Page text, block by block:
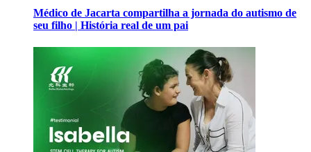
Médico de Jacarta compartilha a jornada do autismo de
seu filho | História real de um pai